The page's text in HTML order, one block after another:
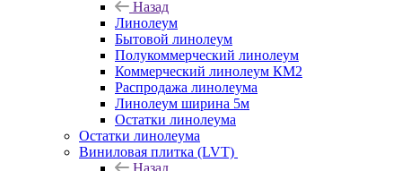
Назад
Линолеум
Бытовой линолеум
Полукоммерческий линолеум
Коммерческий линолеум КМ2
Распродажа линолеума
Линолеум ширина 5м
Остатки линолеума
Остатки линолеума
Виниловая плитка (LVT)
Назад